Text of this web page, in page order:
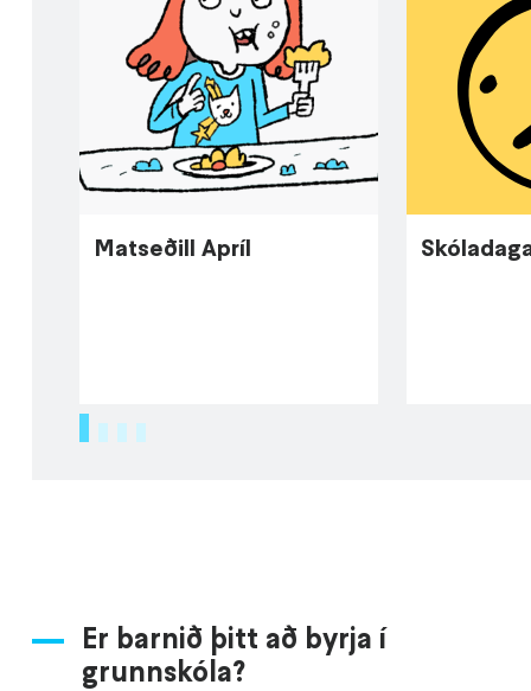
Matseðill Apríl
1
Er barnið þitt að byrja í
grunnskóla?